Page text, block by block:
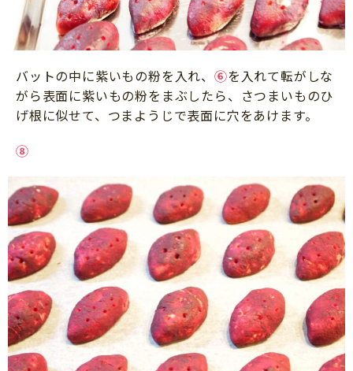
バットの中に紫いもの粉を入れ、 ⑥を入れて転がしな
がら表面に紫いもの粉をまぶしたら、さつまいものひ
げ根に似せて、つまようじで表面に穴をあけます。
⑧